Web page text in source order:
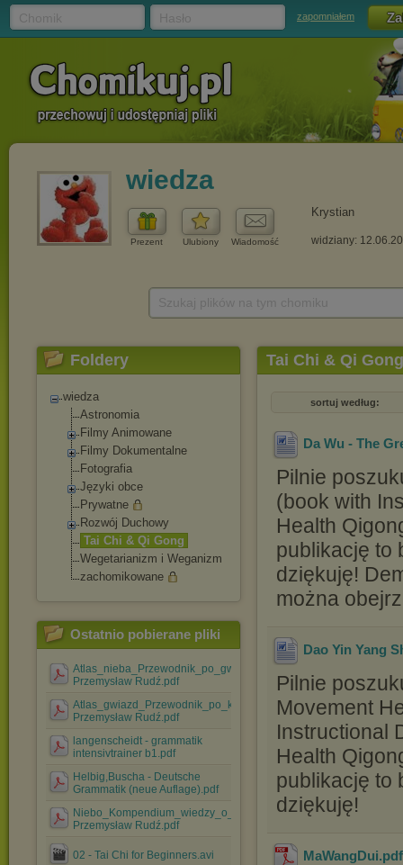
zapomniałem
wiedza
Prezent Ulubiony Wiadomość
Krystian
widziany:
Foldery
wiedza
Astronomia
Filmy Animowane
Filmy Dokumentalne
Fotografia
Języki obce
Prywatne
Rozwój Duchowy
Tai Chi & Qi Gong
Wegetarianizm i Weganizm
zachomikowane
Ostatnio pobierane pliki
Atlas_nieba_Przewodnik_po_gwiazdozbiorach-
Przemysław Rudź.pdf
Atlas_gwiazd_Przewodnik_po_konstelacjach-
Przemysław Rudź.pdf
langenscheidt - grammatik
intensivtrainer b1.pdf
Helbig,Buscha - Deutsche
Grammatik (neue Auflage).pdf
Niebo_Kompendium_wiedzy_o_wszechświecie-
Przemysław Rudź.pdf
02 - Tai Chi for Beginners.avi
Tai Chi & Qi Gong
sortuj według:
Da Wu - The
Pilnie
(book with
Health
publikację to
dziękuję!
można
Dao Yin Yang
Pilnie
Movement
Instructional
Health
publikację to
dziękuję!
MaWangDui